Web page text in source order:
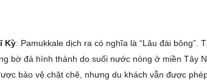
Kỳ: Pamukkale dịch ra có nghĩa là “Lâu đài bông”.
bờ đá hình thành do suối nước nóng ở miền Tây
bảo vệ chặt chẽ, nhưng du khách vẫn được